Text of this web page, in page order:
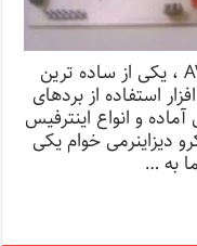
پروژه برد آموزشی میکروکنترلرهای AVR ،‌ یکی از ساده ترین
استفاده از بردهای
و انواع اینترفیس
دیزاینرمی خوام یکی
به …